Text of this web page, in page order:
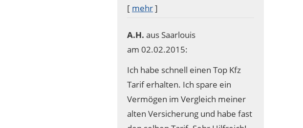
[ mehr]
A.H. aus Saarlouis
am 02.02.2015:
Ich habe schnell einen Top Kfz
Tarif erhalten. Ich spare ein
Vermögen im Vergleich meiner
alten Versicherung und habe fast